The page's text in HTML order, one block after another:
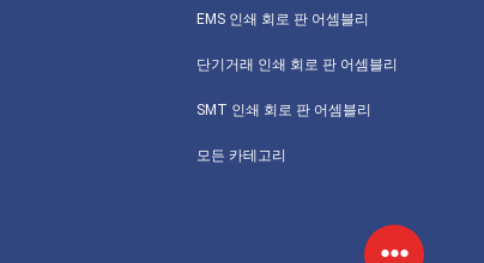
EMS 인쇄 회로 판 어셈블리
단기거래 인쇄 회로 판 어셈블리
SMT 인쇄 회로 판 어셈블리
모든 카테고리